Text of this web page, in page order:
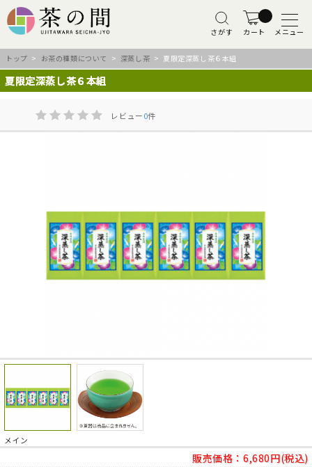
さがす カート メニュー
トップ > お茶の種類について > 深蒸し茶 > 夏限定深蒸し茶６本組
夏限定深蒸し茶６本組
レビュー0件
メイン
販売価格： 6,680円(税込)